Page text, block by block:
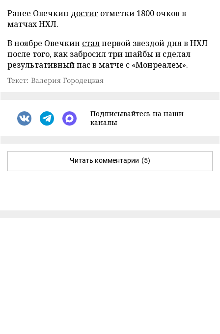
Ранее Овечкин достиг отметки 1800 очков в
матчах НХЛ.
В ноябре Овечкин сталпервой звездой дня в НХЛ
после того, как забросил три шайбы и сделал
результативный пас в матче с «Монреалем».
Текст: Валерия Городецкая
Подписывайтесь на наши
каналы
Читать комментарии (5)